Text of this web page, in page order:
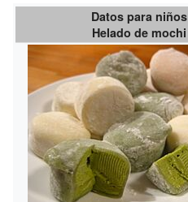
Datos para niños
Helado de mochi